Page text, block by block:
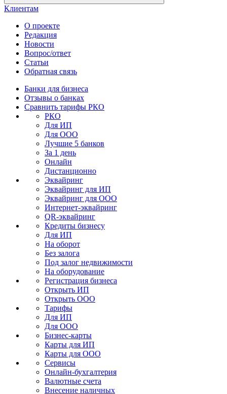
Клиентам
О проекте
Редакция
Новости
Вопрос/ответ
Статьи
Обратная связь
Банки для бизнеса
Отзывы о банках
Сравнить тарифы РКО
РКО
Для ИП
Для ООО
Лучшие 5 банков
За 1 день
Онлайн
Дистанционно
Эквайринг
Эквайринг для ИП
Эквайринг для ООО
Интернет-эквайринг
QR-эквайринг
Кредиты бизнесу
Для ИП
На оборот
Без залога
Под залог недвижимости
На оборудование
Регистрация бизнеса
Открыть ИП
Открыть ООО
Тарифы
Для ИП
Для ООО
Бизнес-карты
Карты для ИП
Карты для ООО
Сервисы
Онлайн-бухгалтерия
Валютные счета
Внесение наличных